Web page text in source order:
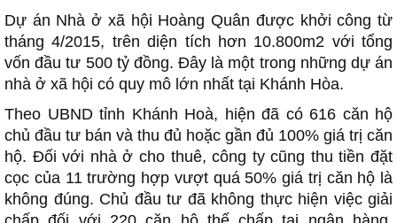
Dự án Nhà ở xã hội Hoàng Quân được khởi công từ
tháng 4/2015, trên diện tích hơn 10.800m2 với tổng
vốn đầu tư 500 tỷ đồng. Đây là một trong những dự án
nhà ở xã hội có quy mô lớn nhất tại Khánh Hòa.
Theo UBND tỉnh Khánh Hoà, hiện đã có 616 căn hộ
chủ đầu tư bán và thu đủ hoặc gần đủ 100% giá trị căn
hộ. Đối với nhà ở cho thuê, công ty cũng thu tiền đặt
cọc của 11 trường hợp vượt quá 50% giá trị căn hộ là
không đúng. Chủ đầu tư đã không thực hiện việc giải